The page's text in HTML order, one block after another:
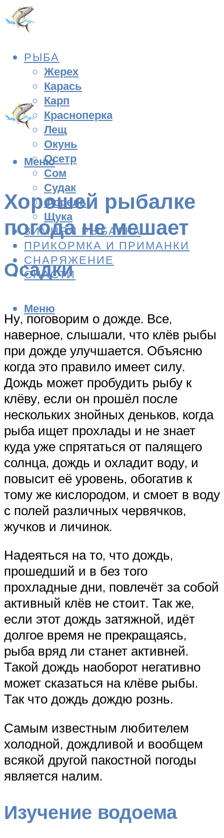
РЫБА
Жерех
Карась
Карп
Красноперка
Лещ
Окунь
Осетр
Сом
Судак
Форель
Щука
ЗИМНЯЯ РЫБАЛКА
ПРИКОРМКА И ПРИМАНКИ
СНАРЯЖЕНИЕ
СНАСТИ
Меню
Меню
Хорошей рыбалке
погода не мешает
Осадки
Ну, поговорим о дожде. Все,
наверное, слышали, что клёв рыбы
при дожде улучшается. Объясню
когда это правило имеет силу.
Дождь может пробудить рыбу к
клёву, если он прошёл после
нескольких знойных деньков, когда
рыба ищет прохлады и не знает
куда уже спрятаться от палящего
солнца, дождь и охладит воду, и
повысит её уровень, обогатив к
тому же кислородом, и смоет в воду
с полей различных червячков,
жучков и личинок.
Надеяться на то, что дождь,
прошедший и в без того
прохладные дни, повлечёт за собой
активный клёв не стоит. Так же,
если этот дождь затяжной, идёт
долгое время не прекращаясь,
рыба вряд ли станет активней.
Такой дождь наоборот негативно
может сказаться на клёве рыбы.
Так что дождь дождю рознь.
Самым известным любителем
холодной, дождливой и вообщем
всякой другой пакостной погоды
является налим.
Изучение водоема